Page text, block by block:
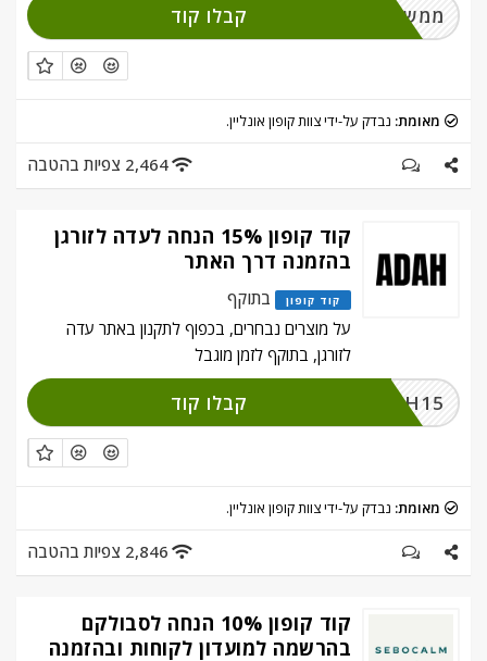
ממשו והירשמו קבלו קוד
מאומת: נבדק על-ידי צוות קופון אונליין.
2,464 צפיות בהטבה
קוד קופון 15% הנחה לעדה לזורגן
בהזמנה דרך האתר
קוד קופון
בתוקף
על מוצרים נבחרים, בכפוף לתקנון באתר עדה
לזורגן, בתוקף לזמן מוגבל
ADAH15 קבלו קוד
מאומת: נבדק על-ידי צוות קופון אונליין.
2,846 צפיות בהטבה
קוד קופון 10% הנחה לסבולקם
בהרשמה למועדון לקוחות ובהזמנה